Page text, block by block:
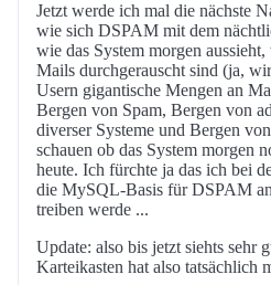
Jetzt werde ich mal die nächste
wie sich DSPAM mit dem
wie das System morgen
Mails durchgerauscht sind (ja,
Usern gigantische Mengen an
Bergen von Spam, Bergen von
diverser Systeme und Bergen
schauen ob das System morgen
heute. Ich fürchte ja das ich bei
die MySQL-Basis für DSPAM
treiben werde ...
Update: also bis jetzt siehts sehr
Karteikasten hat also tatsächlich